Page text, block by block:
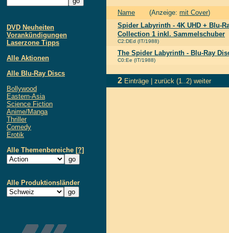
DVD Neuheiten
Vorankündigungen
Laserzone Tipps
Alle Aktionen
Alle Blu-Ray Discs
Bollywood
Eastern-Asia
Science Fiction
Anime/Manga
Thriller
Comedy
Erotik
Alle Themenbereiche [?]
Alle Produktionsländer
Name (Anzeige: mit Cover)
Spider Labyrinth - 4K UHD + Blu-
Collection 1 inkl. Sammelschuber
C2:DEd (IT/1988)
The Spider Labyrinth - Blu-Ray
C0:Ee (IT/1988)
2 Einträge | zurück (1..2) weiter